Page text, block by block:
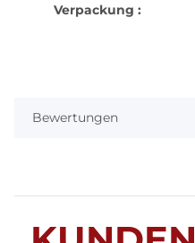
Verpackung :
Bewertungen